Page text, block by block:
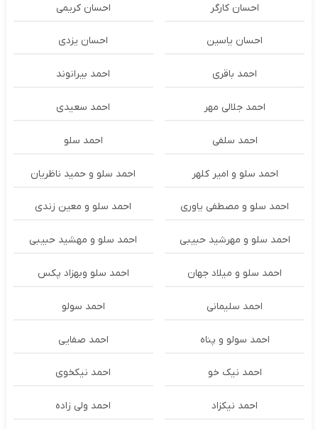
احسان کارگر احسان کریمی
احسان یاسین احسان یزدی
احمد باقری احمد بیرانوند
احمد جلالی مهر احمد سعیدی
احمد سلفی احمد سلو
احمد سلو و امیر کلهر احمد سلو و حمید ناظریان
احمد سلو و مصطفی یاوری احمد سلو و معین زندی
احمد سلو و مهرشید حبیبی احمد سلو و مهشید حبیبی
احمد سلو و میلاد جهان احمد سلو وبهزاد پکس
احمد سلیمانی احمد سولو
احمد سولو و پناه احمد صفایی
احمد نیک خو احمد نیکخوی
احمد نیکزاد احمد ولی زاده